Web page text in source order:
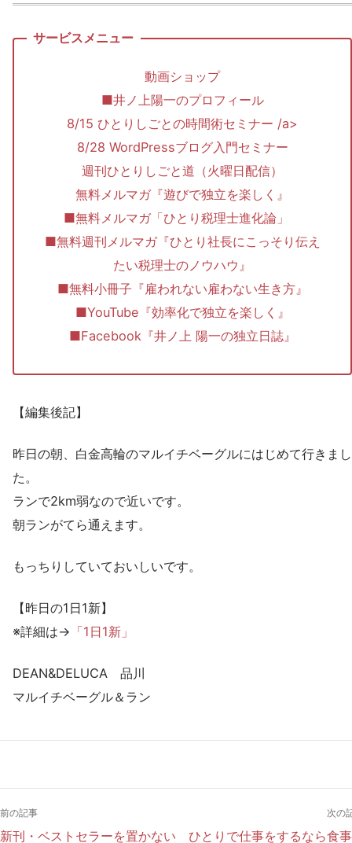
動画ショップ
■井ノ上陽一のプロフィール
8/15 ひとりしごとの時間術セミナー /a>
8/28 WordPressブログ入門セミナー
週刊ひとりしごと道（火曜日配信）
無料メルマガ『遊びで独立を楽しく』
■無料メルマガ「ひとり税理士進化論」
■無料週刊メルマガ『ひとり社長にこっそり伝え
たい税理士のノウハウ』
■無料小冊子『雇われない雇わない生き方』
■YouTube『効率化で独立を楽しく』
■Facebook『井ノ上 陽一の独立日誌』
【編集後記】
昨日の朝、白金高輪のマルイチベーグルにはじめて行きまし
た。
ランで2km弱なので近いです。
朝ランがてら通えます。
もっちりしていておいしいです。
【昨日の1日1新】
※詳細は→ 「1日1新」
DEAN&DELUCA 品川
マルイチベーグル＆ラン
前の記事
新刊・ベストセラーを置かない
次の
ひとりで仕事をするなら食